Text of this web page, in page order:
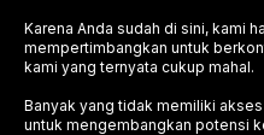
Karena Anda sudah di sini, kami
mempertimbangkan untuk
kami yang ternyata cukup mahal.
Banyak yang tidak memiliki
untuk mengembangkan potensi